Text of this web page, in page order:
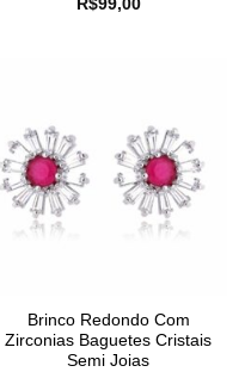
R$99,00
Brinco Redondo Com
Zirconias Baguetes Cristais
Semi Joias